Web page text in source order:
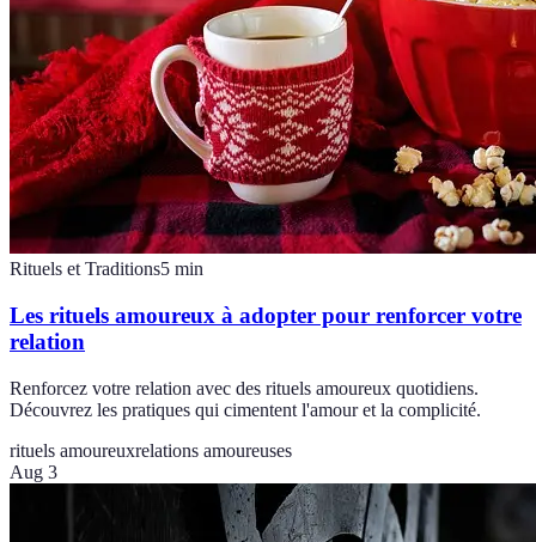
Rituels et Traditions5 min
Les rituels amoureux à adopter pour renforcer votre
relation
Renforcez votre relation avec des rituels amoureux quotidiens.
Découvrez les pratiques qui cimentent l'amour et la complicité.
rituels amoureuxrelations amoureuses
Aug 3